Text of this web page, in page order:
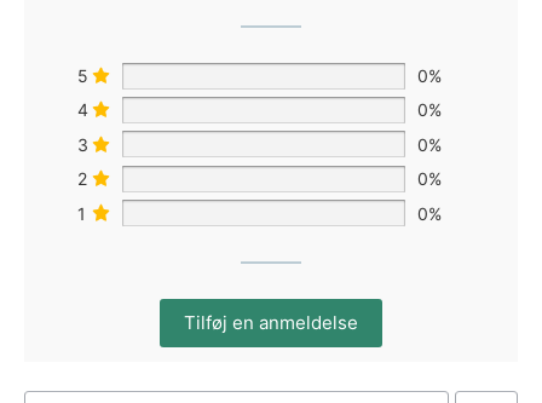
5
0%
4
0%
3
0%
2
0%
1
0%
Tilføj en anmeldelse